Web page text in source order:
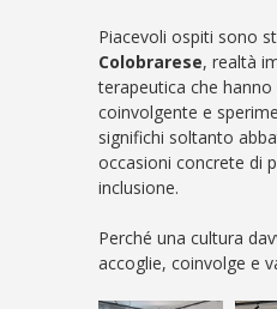
Piacevoli ospiti sono
Colobrarese, realtà
terapeutica che hanno
coinvolgente e
significhi soltanto
occasioni concrete di
inclusione.
Perché una cultura
accoglie, coinvolge e